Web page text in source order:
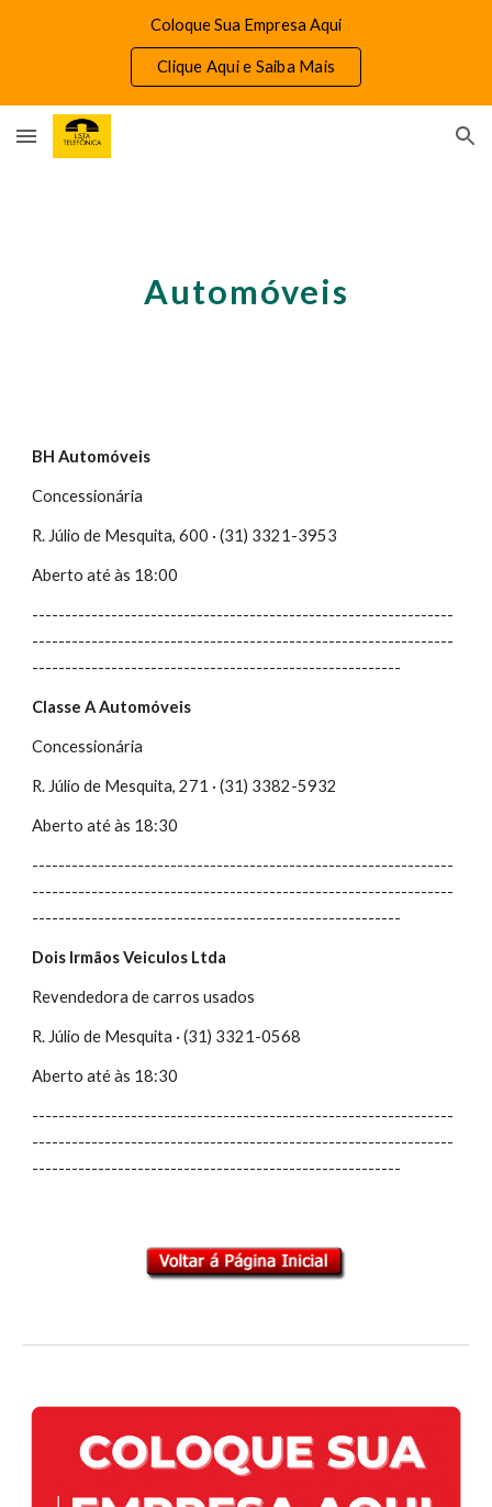
Coloque Sua Empresa Aqui
Clique Aqui e Saiba Mais
Automóveis
BH Automóveis
Concessionária
R. Júlio de Mesquita, 600 · (31) 3321-3953
Aberto até às 18:00
----------------------------------------------------------------
----------------------------------------------------------------
--------------------------------------------------------
Classe A Automóveis
Concessionária
R. Júlio de Mesquita, 271 · (31) 3382-5932
Aberto até às 18:30
----------------------------------------------------------------
----------------------------------------------------------------
--------------------------------------------------------
Dois Irmãos Veiculos Ltda
Revendedora de carros usados
R. Júlio de Mesquita · (31) 3321-0568
Aberto até às 18:30
----------------------------------------------------------------
----------------------------------------------------------------
--------------------------------------------------------